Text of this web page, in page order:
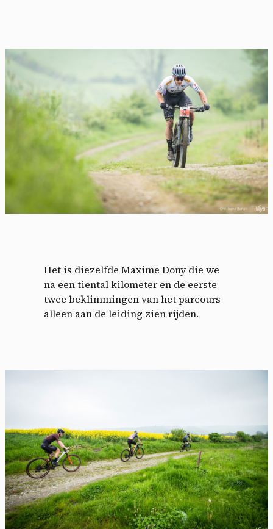
Het is diezelfde Maxime Dony die we
na een tiental kilometer en de eerste
twee beklimmingen van het parcours
alleen aan de leiding zien rijden.